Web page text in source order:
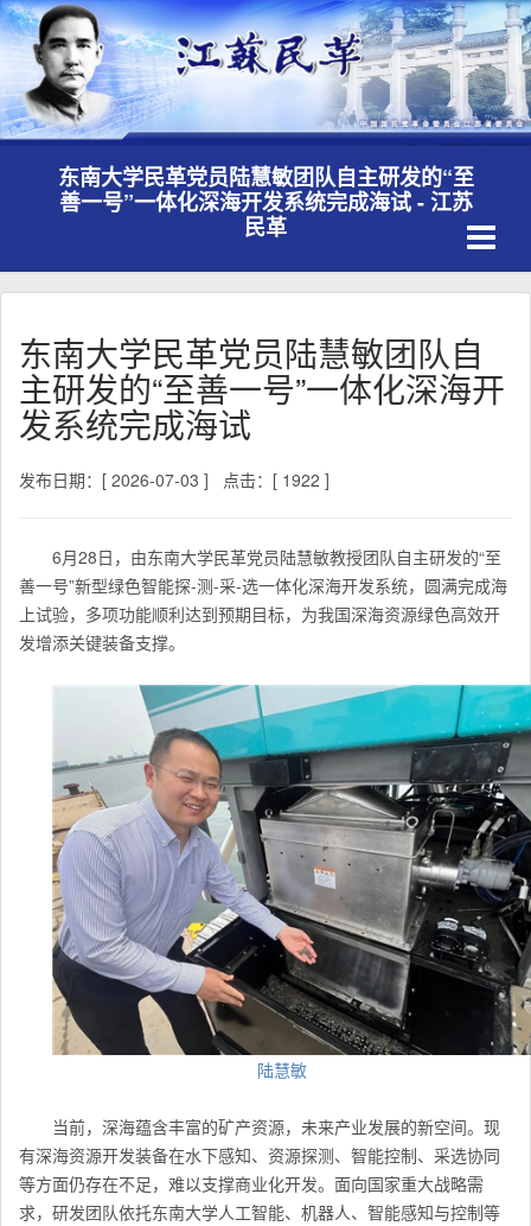
东南大学民革党员陆慧敏团队自主研发的“至
善一号”一体化深海开发系统完成海试 - 江苏
民革
Toggle
东南大学民革党员陆慧敏团队自
主研发的“至善一号”一体化深海开
发系统完成海试
发布日期：[ 2026-07-03 ] 点击：[ 1922 ]
6月28日，由东南大学民革党员陆慧敏教授团队自主研发的“至
善一号”新型绿色智能探-测-采-选一体化深海开发系统，圆满完成海
上试验，多项功能顺利达到预期目标，为我国深海资源绿色高效开
发增添关键装备支撑。
陆慧敏
当前，深海蕴含丰富的矿产资源，未来产业发展的新空间。现
有深海资源开发装备在水下感知、资源探测、智能控制、采选协同
等方面仍存在不足，难以支撑商业化开发。面向国家重大战略需
求，研发团队依托东南大学人工智能、机器人、智能感知与控制等